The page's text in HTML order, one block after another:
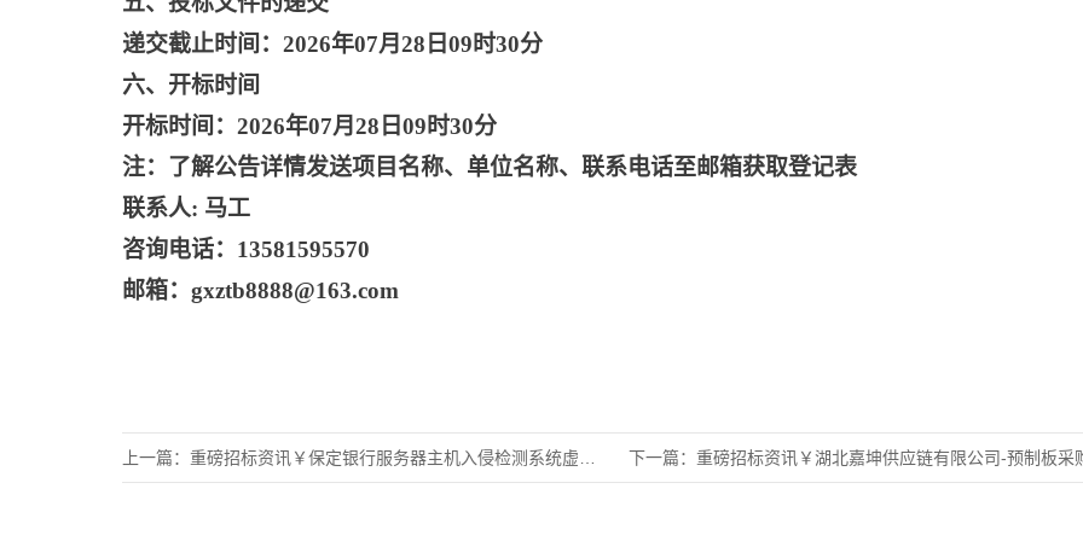
递交截止时间： 2026年07月28日09时30分
六、开标时间
开标时间： 2026年07月28日09时30分
注：了解公告详情发送项目名称、单位名称、联系电话至邮箱获取登记表
联系人: 马工
咨询电话： 13581595570
邮箱： gxztb8888@163.com
上一篇： 重磅招标资讯￥保定银行服务器主机入侵检测系统虚拟化授权采购项 下一篇：重磅招标资讯￥湖北嘉坤供应链有限公司-预制板采购招标公